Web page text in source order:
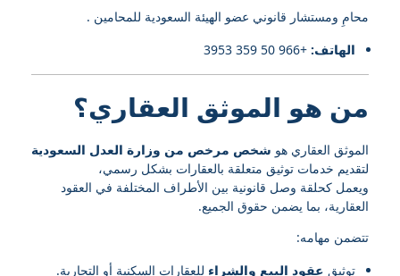
محامِ ومستشار قانوني عضو الهيئة السعودية للمحامين .
الهاتف: +966 50 359 3953
من هو الموثق العقاري؟
الموثق العقاري هو شخص مرخص من وزارة العدل السعودية
لتقديم خدمات توثيق متعلقة بالعقارات بشكل رسمي،
ويعمل كحلقة وصل قانونية بين الأطراف المختلفة في العقود
العقارية، بما يضمن حقوق الجميع.
تتضمن مهامه:
توثيق عقود البيع والشراء للعقارات السكنية أو التجارية.